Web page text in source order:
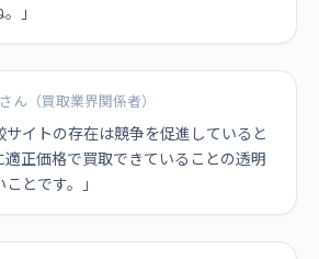
」
ん（買取業界関係者）
サイトの存在は競争を促進していると
正価格で買取できていることの透明
とです。」